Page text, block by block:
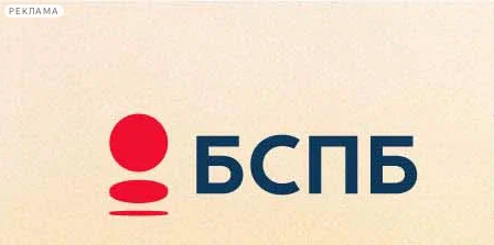
РЕКЛАМА
Сегодня:
2026.08.07
19:03
Афиша Plus